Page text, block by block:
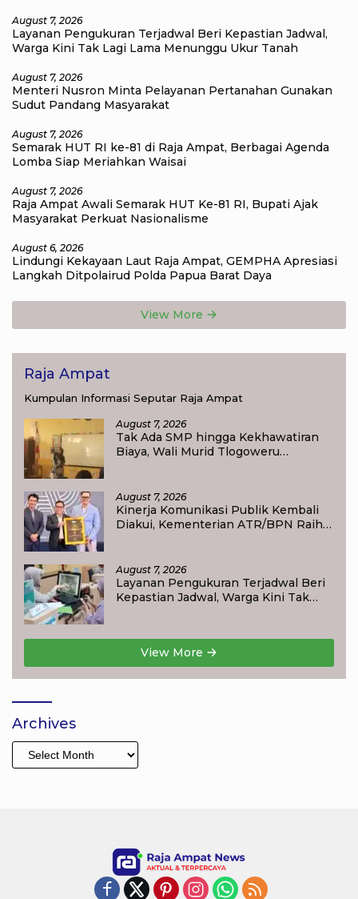
August 7, 2026
Layanan Pengukuran Terjadwal Beri Kepastian Jadwal,
Warga Kini Tak Lagi Lama Menunggu Ukur Tanah
August 7, 2026
Menteri Nusron Minta Pelayanan Pertanahan Gunakan
Sudut Pandang Masyarakat
August 7, 2026
Semarak HUT RI ke-81 di Raja Ampat, Berbagai Agenda
Lomba Siap Meriahkan Waisai
August 7, 2026
Raja Ampat Awali Semarak HUT Ke-81 RI, Bupati Ajak
Masyarakat Perkuat Nasionalisme
August 6, 2026
Lindungi Kekayaan Laut Raja Ampat, GEMPHA Apresiasi
Langkah Ditpolairud Polda Papua Barat Daya
View More
Raja Ampat
Kumpulan Informasi Seputar Raja Ampat
August 7, 2026
Tak Ada SMP hingga Kekhawatiran
Biaya, Wali Murid Tlogoweru
August 7, 2026
Kinerja Komunikasi Publik Kembali
Diakui, Kementerian ATR/BPN Raih
August 7, 2026
Layanan Pengukuran Terjadwal Beri
Kepastian Jadwal, Warga Kini Tak
View More
Archives
Archives